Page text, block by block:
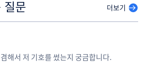
질문 더보기
해서 저 기호를 썼는지 궁금합니다.